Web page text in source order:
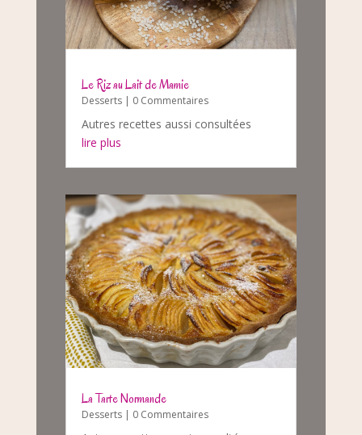
Le Riz au Lait de Mamie
Desserts| 0 Commentaires
Autres recettes aussi consultées
lire plus
La Tarte Normande
Desserts| 0 Commentaires